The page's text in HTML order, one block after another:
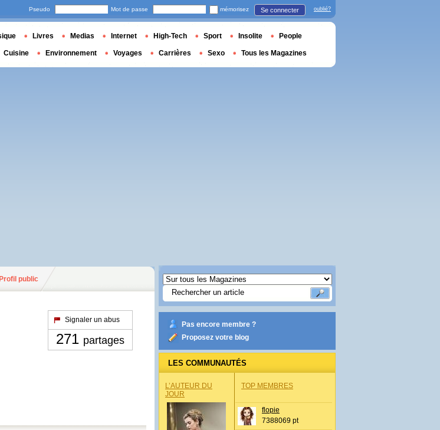
Profil public
Signaler un abus
271 partages
Pas encore membre ?
Proposez votre blog
LES COMMUNAUTÉS
L’AUTEUR DU
JOUR
TOP MEMBRES
flopie
7388069 pt
Pseudo Mot de passe mémorisez Se connecter oublié?
Livres Medias Internet High-Tech Sport Insolite People
Cuisine Environnement Voyages Carrières Sexo Tous les Magazines